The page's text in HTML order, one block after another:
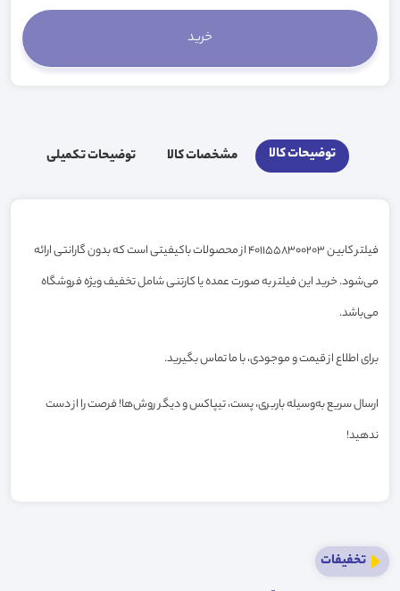
توضیحات کالا مشخصات کالا توضیحات تکمیلی
فیلتر کابین 4011558300203 از محصولات باکیفیتی است که بدون گارانتی ارائه
می‌شود. خرید این فیلتر به صورت عمده یا کارتنی شامل تخفیف ویژه فروشگاه
می‌باشد.
برای اطلاع از قیمت و موجودی، با ما تماس بگیرید.
ارسال سریع به‌وسیله باربری، پست، تیپاکس و دیگر روش‌ها! فرصت را از دست
ندهید!
تخفیفات